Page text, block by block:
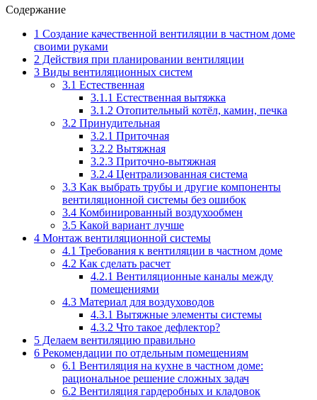
Содержание
1 Создание качественной вентиляции в частном доме
своими руками
2 Действия при планировании вентиляции
3 Виды вентиляционных систем
3.1 Естественная
3.1.1 Естественная вытяжка
3.1.2 Отопительный котёл, камин, печка
3.2 Принудительная
3.2.1 Приточная
3.2.2 Вытяжная
3.2.3 Приточно-вытяжная
3.2.4 Централизованная система
3.3 Как выбрать трубы и другие компоненты
вентиляционной системы без ошибок
3.4 Комбинированный воздухообмен
3.5 Какой вариант лучше
4 Монтаж вентиляционной системы
4.1 Требования к вентиляции в частном доме
4.2 Как сделать расчет
4.2.1 Вентиляционные каналы между
помещениями
4.3 Материал для воздуховодов
4.3.1 Вытяжные элементы системы
4.3.2 Что такое дефлектор?
5 Делаем вентиляцию правильно
6 Рекомендации по отдельным помещениям
6.1 Вентиляция на кухне в частном доме:
рациональное решение сложных задач
6.2 Вентиляция гардеробных и кладовок